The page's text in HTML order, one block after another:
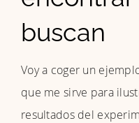
buscan
Voy a coger un
que me sirve para
resultados del